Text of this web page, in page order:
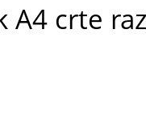
A4 crte